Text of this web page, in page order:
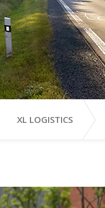
XL LOGISTICS